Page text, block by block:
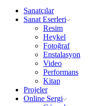
Sanatçılar
Sanat Eserleri
Resim
Heykel
Fotoğraf
Enstalasyon
Video
Performans
Kitap
Projeler
Online Sergi